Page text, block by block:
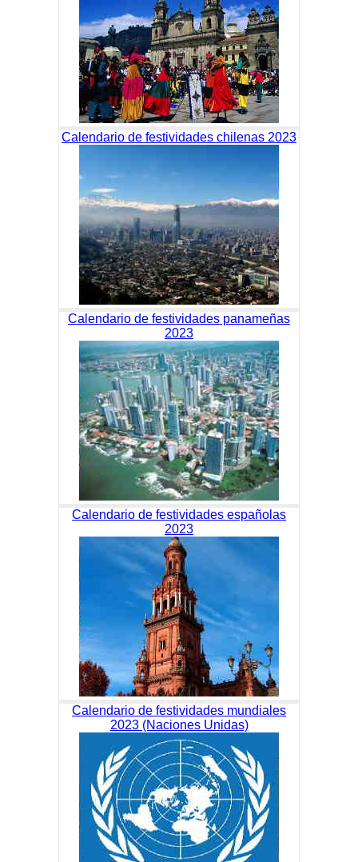
Calendario de festividades chilenas 2023
Calendario de festividades panameñas
2023
Calendario de festividades españolas
2023
Calendario de festividades mundiales
2023 (Naciones Unidas)